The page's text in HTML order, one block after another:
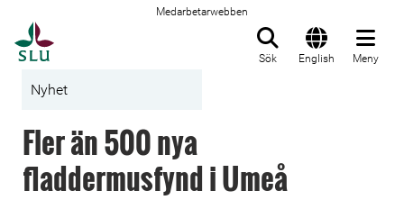
Medarbetarwebben
Sök English Meny
Nyhet
Fler än 500 nya
fladdermusfynd i Umeå